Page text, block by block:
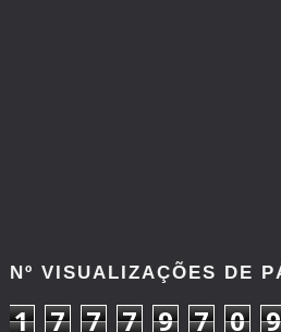
Nº VISUALIZAÇÕES DE
1 7 7 7 9 7 0 9